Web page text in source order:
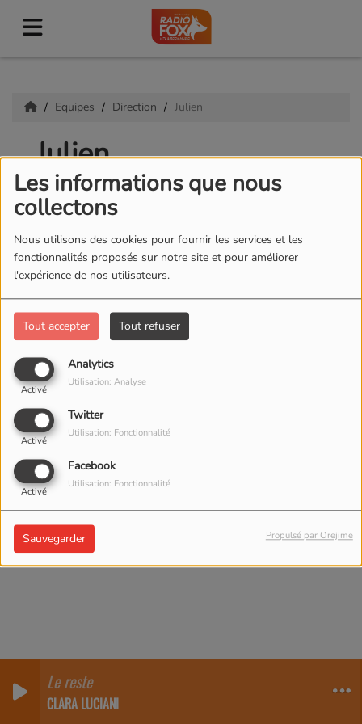
Les informations que nous
collectons
Nous utilisons des cookies pour fournir les services et les
fonctionnalités proposés sur notre site et pour améliorer
l'expérience de nos utilisateurs.
Tout accepter Tout refuser
Analytics
Activé
Utilisation: Analyse
Twitter
Activé
Utilisation: Fonctionnalité
Facebook
Activé
Utilisation: Fonctionnalité
Sauvegarder Propulsé par Orejime
Le reste
CLARA LUCIANI
Equipes Direction Julien
Julien